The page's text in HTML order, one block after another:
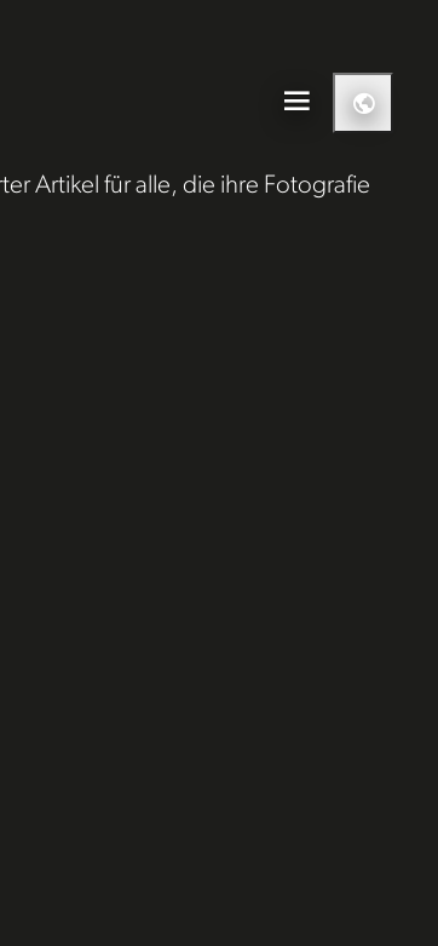
Artikel für alle, die ihre Fotografie